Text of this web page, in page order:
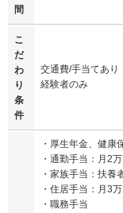
間
こ
だ
わ
り
条
件
交通費/手当てあり
経験者のみ
・厚生年金、健康
・通勤手当：月2
・家族手当：扶養
・住居手当：月3万
・職務手当